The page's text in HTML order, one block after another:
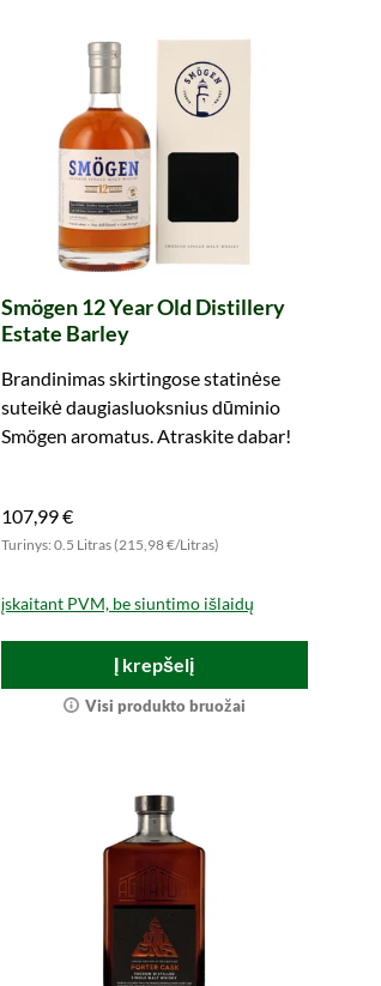
Smögen 12 Year Old Distillery
Estate Barley
Brandinimas skirtingose statinėse
suteikė daugiasluoksnius dūminio
Smögen aromatus. Atraskite dabar!
107,99 €
Turinys: 0.5 Litras (215,98 €/Litras)
įskaitant PVM, be siuntimo išlaidų
Į krepšelį
Visi produkto bruožai